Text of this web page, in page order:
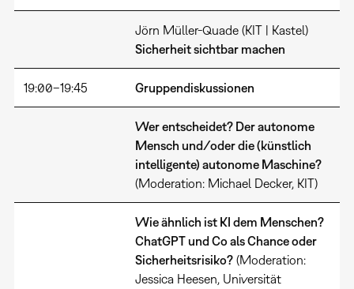
Jörn Müller-Quade (KIT | Kastel)
Sicherheit sichtbar machen
19:00–19:45 Gruppendiskussionen
Wer entscheidet? Der autonome
Mensch und/oder die (künstlich
intelligente) autonome Maschine?
(Moderation: Michael Decker, KIT)
Wie ähnlich ist KI dem Menschen?
ChatGPT und Co als Chance oder
Sicherheitsrisiko?(Moderation:
Jessica Heesen, Universität